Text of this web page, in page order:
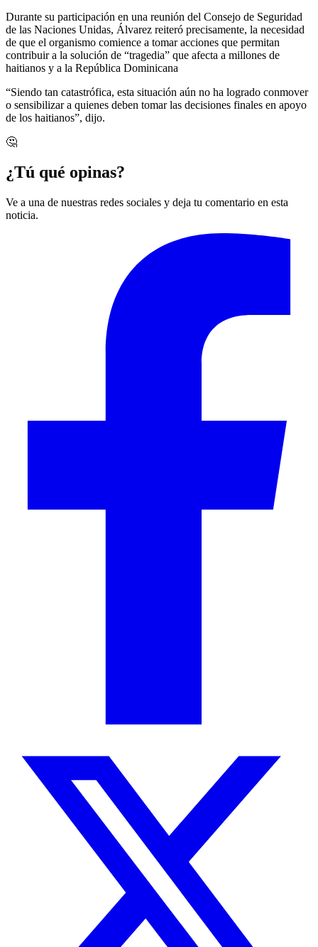
Durante su participación en una reunión del Consejo de Seguridad
de las Naciones Unidas, Álvarez reiteró precisamente, la necesidad
de que el organismo comience a tomar acciones que permitan
contribuir a la solución de “tragedia” que afecta a millones de
haitianos y a la República Dominicana
“Siendo tan catastrófica, esta situación aún no ha logrado conmover
o sensibilizar a quienes deben tomar las decisiones finales en apoyo
de los haitianos”, dijo.
🤔
¿Tú qué opinas?
Ve a una de nuestras redes sociales y deja tu comentario en esta
noticia.